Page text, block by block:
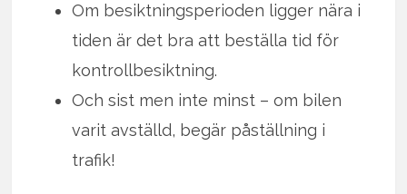
Om besiktningsperioden ligger nära i
tiden är det bra att beställa tid för
kontrollbesiktning.
Och sist men inte minst – om bilen
varit avställd, begär påställning i
trafik!